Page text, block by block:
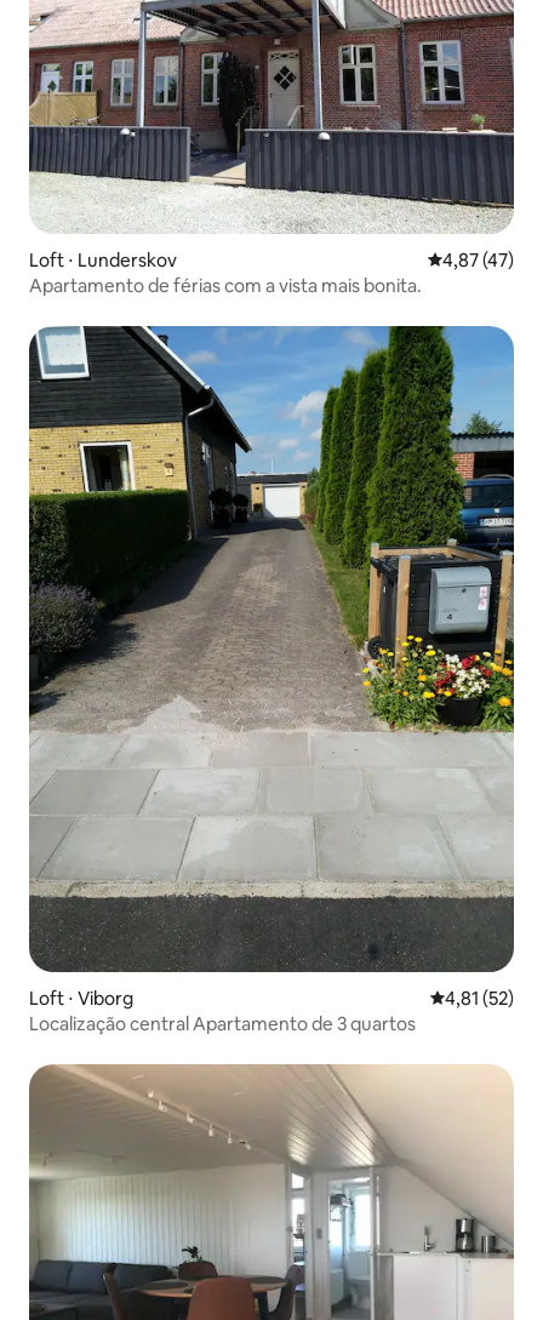
Loft ⋅ Lunderskov 4,87 de uma
4,87 (47)
Apartamento de férias com a vista mais bonita.
Loft ⋅ Viborg 4,81 de uma
4,81 (52)
Localização central Apartamento de 3 quartos